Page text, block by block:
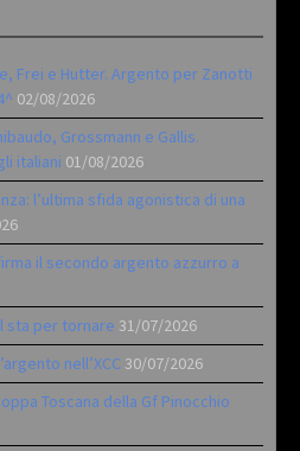
Frei e Hutter. Argento per Zanotti
02/08/2026
Grossmann e Gallis.
italiani 01/08/2026
l’ultima sfida agonistica di una
il secondo argento azzurro a
sta per tornare 31/07/2026
nell’XCC 30/07/2026
Toscana della Gf Pinocchio